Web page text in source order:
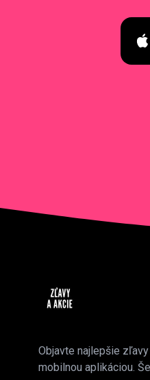
Objavte najlepšie
mobilnou aplikáciou.